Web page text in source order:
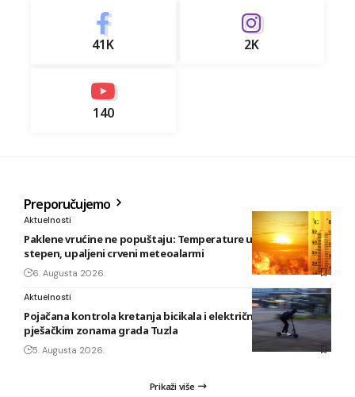
41K 2K
140
Preporučujemo
Aktuelnosti
Paklene vrućine ne popuštaju: Temperature u BiH i do 41
stepen, upaljeni crveni meteoalarmi
6. Augusta 2026.
Aktuelnosti
Pojačana kontrola kretanja bicikala i električnih romobila u
pješačkim zonama grada Tuzla
5. Augusta 2026.
Prikaži više